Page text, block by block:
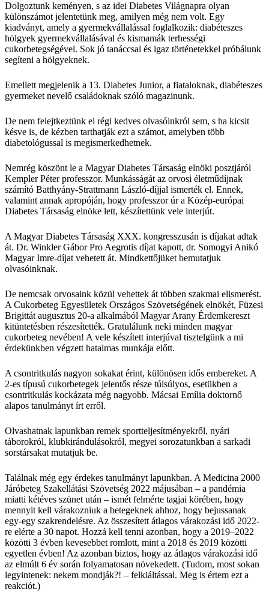
Dolgoztunk keményen, s az idei Diabetes Világnapra olyan
különszámot jelentetünk meg, amilyen még nem volt. Egy
kiadványt, amely a gyermekvállalással foglalkozik: diabéteszes
hölgyek gyermekvállalásával és kismamák terhességi
cukorbetegségével. Sok jó tanáccsal és igaz történetekkel próbálunk
segíteni a hölgyeknek.
Emellett megjelenik a 13. Diabetes Junior, a fiataloknak, diabéteszes
gyermeket nevelő családoknak szóló magazinunk.
De nem felejtkeztünk el régi kedves olvasóinkról sem, s ha kicsit
késve is, de kézben tarthatják ezt a számot, amelyben több
diabetológussal is megismerkedhetnek.
Nemrég köszönt le a Magyar Diabetes Társaság elnöki posztjáról
Kempler Péter professzor. Munkásságát az orvosi életműdíjnak
számító Batthyány-Strattmann László-díjjal ismerték el. Ennek,
valamint annak apropóján, hogy professzor úr a Közép-európai
Diabetes Társaság elnöke lett, készítettünk vele interjút.
A Magyar Diabetes Társaság XXX. kongresszusán is díjakat adtak
át. Dr. Winkler Gábor Pro Aegrotis díjat kapott, dr. Somogyi Anikó
Magyar Imre-díjat vehetett át. Mindkettőjüket bemutatjuk
olvasóinknak.
De nemcsak orvosaink közül vehettek át többen szakmai elismerést.
A Cukorbeteg Egyesületek Országos Szövetségének elnökét, Füzesi
Brigittát augusztus 20-a alkalmából Magyar Arany Érdemkereszt
kitüntetésben részesítették. Gratulálunk neki minden magyar
cukorbeteg nevében! A vele készített interjúval tisztelgünk a mi
érdekünkben végzett hatalmas munkája előtt.
A csontritkulás nagyon sokakat érint, különösen idős embereket. A
2-es típusú cukorbetegek jelentős része túlsúlyos, esetükben a
csontritkulás kockázata még nagyobb. Mácsai Emília doktornő
alapos tanulmányt írt erről.
Olvashatnak lapunkban remek sportteljesítményekről, nyári
táborokról, klubkirándulásokról, megyei sorozatunkban a sarkadi
sorstársakat mutatjuk be.
Találnak még egy érdekes tanulmányt lapunkban. A Medicina 2000
Járóbeteg Szakellátási Szövetség 2022 májusában – a pandémia
miatti kétéves szünet után – ismét felmérte tagjai körében, hogy
mennyit kell várakozniuk a betegeknek ahhoz, hogy bejussanak
egy-egy szakrendelésre. Az összesített átlagos várakozási idő 2022-
re elérte a 30 napot. Hozzá kell tenni azonban, hogy a 2019–2022
közötti 3 évben kevesebbet romlott, mint a 2018 és 2019 közötti
egyetlen évben! Az azonban biztos, hogy az átlagos várakozási idő
az elmúlt 6 év során folyamatosan növekedett. (Tudom, most sokan
legyintenek: nekem mondják?! – felkiáltással. Meg is értem ezt a
reakciót.)